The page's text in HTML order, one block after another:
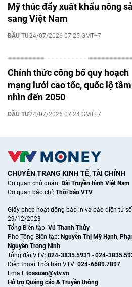
Mỹ thúc đẩy xuất khẩu nông
sang Việt Nam
ĐẦU TƯ24/07/2026 07:25 GMT+7
Chính thức công bố quy hoạch
mạng lưới cao tốc, quốc lộ tầm
nhìn đến 2050
ĐẦU TƯ24/07/2026 07:24 GMT+7
CHUYÊN TRANG KINH TẾ, TÀI CHÍNH
Cơ quan chủ quản:Đài Truyền hình Việt Nam
Cơ quan báo chí: Thời báo VTV
Giấy phép hoạt động báo in và báo điện tử
29/12/2023
Tổng Biên tập: Vũ Thanh Thủy
Phó Tổng Biên tập: Nguyễn Thị Mỹ Hạnh,
Nguyễn Trọng Ninh
Tổng đài VTV: 024-3835.5931 - 024-
Ðiện thoại Thời báo VTV: 024-6689.7897
Email: toasoan@vtv.vn
Hỗ trợ Quảng cáo & Truyền thông